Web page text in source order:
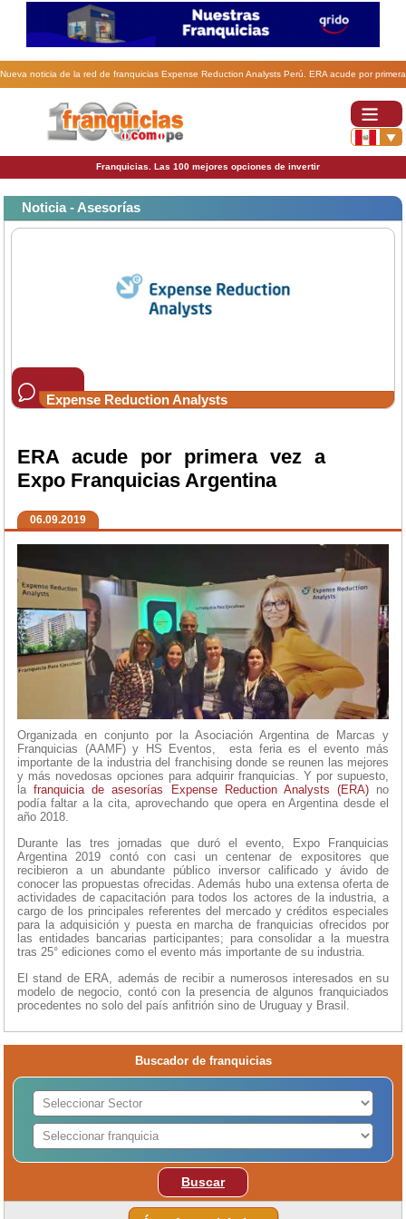
Nueva noticia de la red de franquicias Expense Reduction Analysts Perú. ERA acude por primera
Franquicias. Las 100 mejores opciones de invertir
Noticia - Asesorías
Expense Reduction Analysts
ERA acude por primera vez a
Expo Franquicias Argentina
06.09.2019
Organizada en conjunto por la Asociación Argentina de Marcas y
Franquicias (AAMF) y HS Eventos, esta feria es el evento más
importante de la industria del franchising donde se reunen las mejores
y más novedosas opciones para adquirir franquicias. Y por supuesto,
lafranquicia de asesorías Expense Reduction Analysts (ERA)no
podía faltar a la cita, aprovechando que opera en Argentina desde el
año 2018.
Durante las tres jornadas que duró el evento, Expo Franquicias
Argentina 2019 contó con casi un centenar de expositores que
recibieron a un abundante público inversor calificado y ávido de
conocer las propuestas ofrecidas. Además hubo una extensa oferta de
actividades de capacitación para todos los actores de la industria, a
cargo de los principales referentes del mercado y créditos especiales
para la adquisición y puesta en marcha de franquicias ofrecidos por
las entidades bancarias participantes; para consolidar a la muestra
tras 25° ediciones como el evento más importante de su industria.
El stand de ERA, además de recibir a numerosos interesados en su
modelo de negocio, contó con la presencia de algunos franquiciados
procedentes no solo del país anfitrión sino de Uruguay y Brasil.
Buscador de franquicias
Buscar